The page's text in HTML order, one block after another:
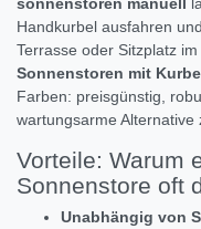
sonnenstoren manuell
Handkurbel ausfahren
Terrasse oder Sitzplatz
Sonnenstoren mit
Farben: preisgünstig,
wartungsarme
Vorteile: Warum
Sonnenstore oft
Unabhängig von